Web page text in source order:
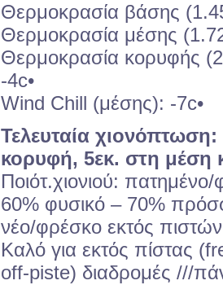
Θερμοκρασία βάσης
Θερμοκρασία μέσης
Θερμοκρασία κορυφής
-4c•
Wind Chill (μέσης): -7c•
Τελευταία
κορυφή, 5εκ. στη μέση
Ποιότ.χιονιού:
60% φυσικό – 70%
νέο/φρέσκο εκτός
Καλό για εκτός πίστας
off-piste) διαδρομές ///